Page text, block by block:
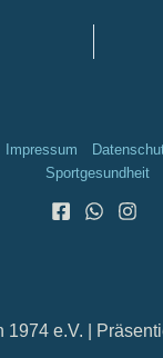
Impressum
Sportgesundheit
e.V. |